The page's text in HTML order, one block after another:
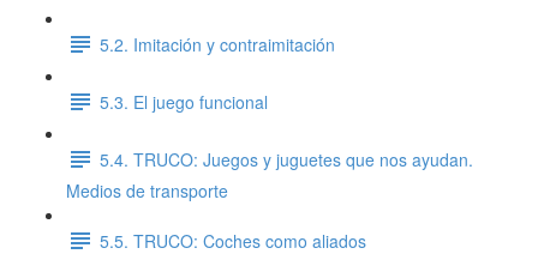
5.2. Imitación y contraimitación
5.3. El juego funcional
5.4. TRUCO: Juegos y juguetes que nos ayudan.
Medios de transporte
5.5. TRUCO: Coches como aliados